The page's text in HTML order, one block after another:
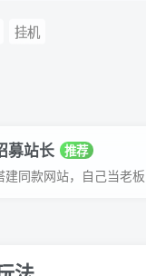
挂机
募站长 推荐
建同款网站，自己当老板